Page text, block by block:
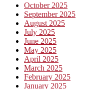
October 2025
September 2025
August 2025
July 2025
June 2025
May 2025
April 2025
March 2025
February 2025
January 2025